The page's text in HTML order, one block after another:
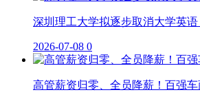
深圳理工大学拟逐步取消大学英
2026-07-08 0
高管薪资归零、全员降薪！百强